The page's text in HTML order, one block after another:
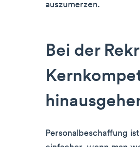
auszumerzen.
Bei der
Personalbeschaffung